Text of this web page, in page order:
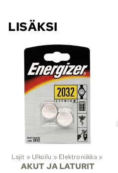
LISÄKSI
Lajit ‪» Ulkoilu ‪» Elektroniikka ‪»
AKUT JA LATURIT